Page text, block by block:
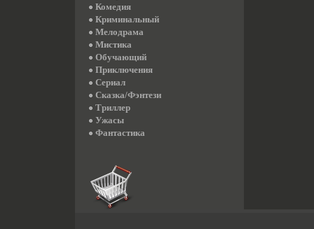
Комедия
Криминальный
Мелодрама
Мистика
Обучающий
Приключения
Сериал
Сказка/Фэнтези
Триллер
Ужасы
Фантастика